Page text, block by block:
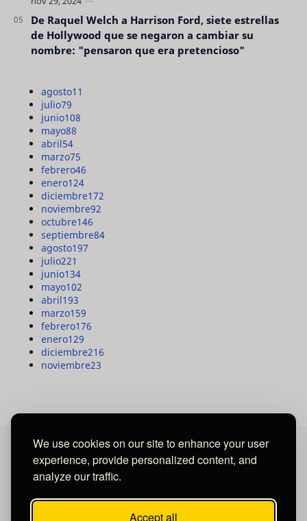
We use cookies on our site to enhance your user
experience, provide personalized content, and
analyze our traffic.
Accept all
De Raquel Welch a Harrison Ford, siete estrellas
de Hollywood que se negaron a cambiar su
nombre: "pensaron que era pretencioso"
agosto11
julio79
junio108
mayo88
abril54
marzo75
febrero46
enero124
diciembre172
noviembre92
octubre146
septiembre84
agosto197
julio221
junio134
mayo102
abril193
marzo159
febrero176
enero129
diciembre216
noviembre23
MAYA MEDIA GROUP
Ubicados en Tegucigalpa - Honduras.